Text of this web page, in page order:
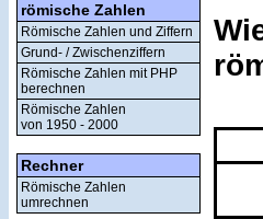
römische Zahlen
Römische Zahlen und Ziffern
Grund- / Zwischenziffern
Römische Zahlen mit PHP
berechnen
Römische Zahlen
von 1950 - 2000
Rechner
Römische Zahlen
umrechnen